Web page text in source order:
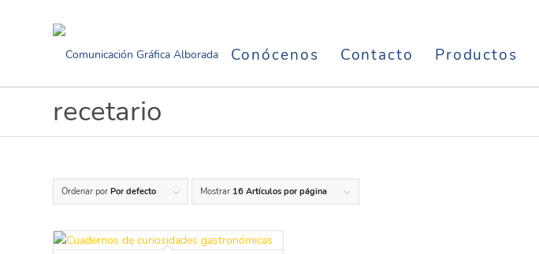
Conócenos Contacto Productos
recetario
Ordenar por Por defecto Mostrar 16 Artículos por página